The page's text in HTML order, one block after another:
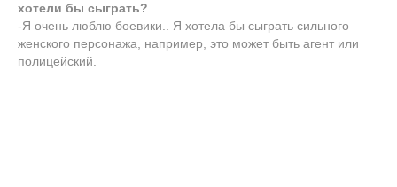
хотели бы сыграть?
-Я очень люблю боевики.. Я хотела бы сыграть сильного
женского персонажа, например, это может быть агент или
полицейский.